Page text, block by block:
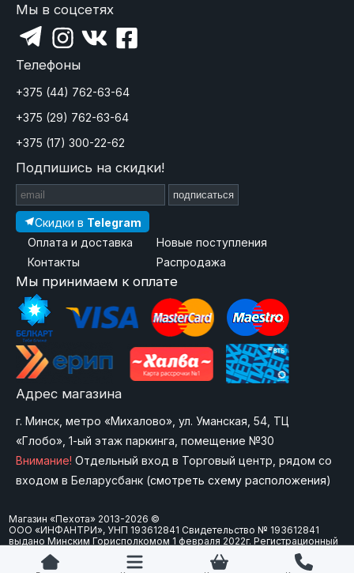
Мы в соцсетях
Телефоны
+375 (44) 762-63-64
+375 (29) 762-63-64
+375 (17) 300-22-62
Подпишись на скидки!
подписаться
Скидки в Telegram
Оплата и доставка
Контакты
Новые поступления
Распродажа
Мы принимаем к оплате
Адрес магазина
г. Минск, метро «Михалово», ул. Уманская, 54, ТЦ
«Глобо», 1-ый этаж паркинга, помещение №30
Внимание! Отдельный вход в Торговый центр, рядом со
входом в Беларусбанк (смотреть схему расположения)
Магазин «Пехота» 2013-2026 ©
ООО «ИНФАНТРИ», УНП 193612841 Свидетельство № 193612841
выдано Минским Горисполкомом 1 февраля 2022г. Регистрационный
номер в Торговом реестре Республики Беларусь: 573747 от 15
февраля 2024 г. Юр. адрес: 220092 г.Минск, ул. Болеслава Берута, д.